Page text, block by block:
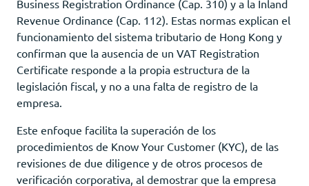
Business Registration Ordinance (Cap. 310) y a la Inland
Revenue Ordinance (Cap. 112). Estas normas explican el
funcionamiento del sistema tributario de Hong Kong y
confirman que la ausencia de un VAT Registration
Certificate responde a la propia estructura de la
legislación fiscal, y no a una falta de registro de la
empresa.
Este enfoque facilita la superación de los
procedimientos de Know Your Customer (KYC), de las
revisiones de due diligence y de otros procesos de
verificación corporativa, al demostrar que la empresa